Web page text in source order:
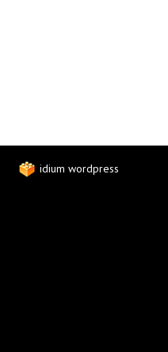
idium wordpress